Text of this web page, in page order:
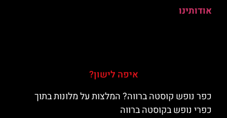
אודותינו
איפה לישון?
כפר נופש קוסטה ברווה? המלצות על מלונות בתוך
כפרי נופש בקוסטה ברווה